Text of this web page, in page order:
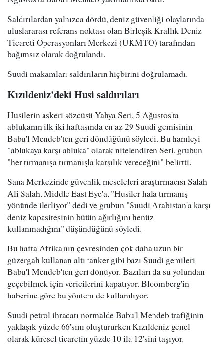
Saldırılardan yalnızca dördü, deniz güvenliği olaylarında
uluslararası referans noktası olan Birleşik Krallık Deniz
Ticareti Operasyonları Merkezi (UKMTO) tarafından
bağımsız olarak doğrulandı.
Suudi makamları saldırıların hiçbirini doğrulamadı.
Kızıldeniz'deki Husi saldırıları
Husilerin askeri sözcüsü Yahya Seri, 5 Ağustos'ta
ablukanın ilk iki haftasında en az 29 Suudi gemisinin
Babu'l Mendeb'ten geri döndüğünü söyledi. Bu hamleyi
"ablukaya karşı abluka" olarak nitelendiren Seri, grubun
"her tırmanışa tırmanışla karşılık vereceğini" belirtti.
Sana Merkezinde güvenlik meseleleri araştırmacısı Salah
Ali Salah, Middle East Eye'a, "Husiler hala tırmanış
yönünde ilerliyor" dedi ve grubun "Suudi Arabistan'a karşı
deniz kapasitesinin bütün ağırlığını henüz
kullanmadığını" düşündüğünü söyledi.
Bu hafta Afrika'nın çevresinden çok daha uzun bir
güzergah kullanan altı tanker gibi bazı Suudi gemileri
Babu'l Mendeb'ten geri dönüyor. Bazıları da su yolundan
geçebilmek için vericilerini kapatıyor. Bloomberg'in
haberine göre bu yöntem de kullanılıyor.
Suudi petrol ihracatı normalde Babu'l Mendeb trafiğinin
yaklaşık yüzde 66'sını oluştururken Kızıldeniz genel
olarak küresel ticaretin yüzde 10 ila 12'sini taşıyor.